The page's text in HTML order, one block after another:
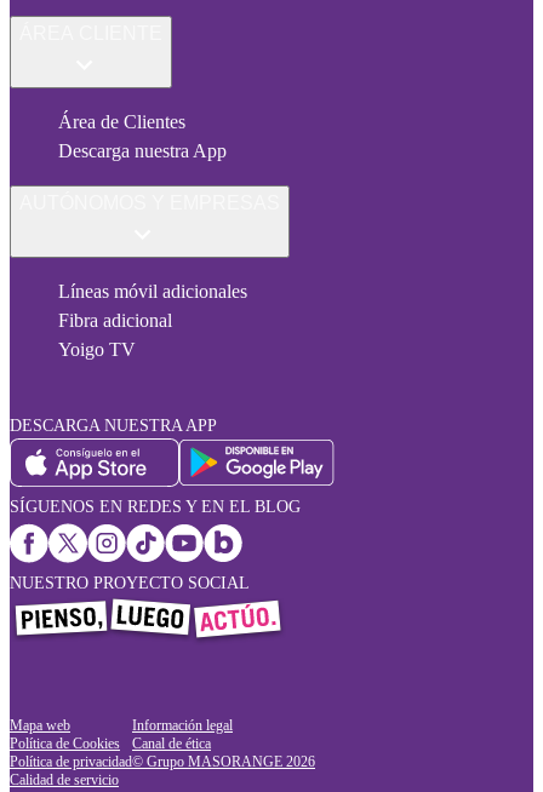
Área de Clientes
Descarga nuestra App
Líneas móvil adicionales
Fibra adicional
Yoigo TV
DESCARGA NUESTRA APP
SÍGUENOS EN REDES Y EN EL BLOG
NUESTRO PROYECTO SOCIAL
Mapa web
Política de Cookies
Política de privacidad
Calidad de servicio
Información legal
Canal de ética
© Grupo MASORANGE 2026